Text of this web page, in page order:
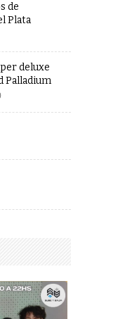
de
Plata
deluxe
Palladium